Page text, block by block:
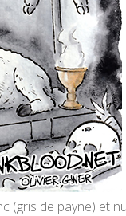
(gris de payne) et